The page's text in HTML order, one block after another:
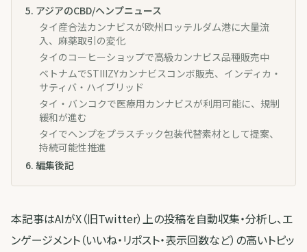
5. アジアのCBD/ヘンプニュース
タイ産合法カンナビスが欧州ロッテルダム港に大量流
入、麻薬取引の変化
タイのコーヒーショップで高級カンナビス品種販売中
ベトナムでSTIIIZYカンナビスコンボ販売、インディカ・
サティバ・ハイブリッド
タイ・バンコクで医療用カンナビスが利用可能に、規制
緩和が進む
タイでヘンプをプラスチック包装代替素材として提案、
持続可能性推進
6. 編集後記
本記事はAIがX（旧Twitter）上の投稿を自動収集・分析し、エ
ンゲージメント（いいね・リポスト・表示回数など）の高いトピッ